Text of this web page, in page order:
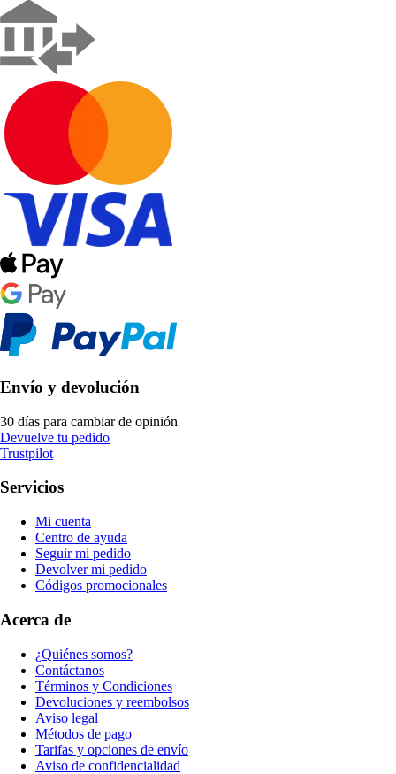
Envío y devolución
30 días para cambiar de opinión
Devuelve tu pedido
Trustpilot
Servicios
Mi cuenta
Centro de ayuda
Seguir mi pedido
Devolver mi pedido
Códigos promocionales
Acerca de
¿Quiénes somos?
Contáctanos
Términos y Condiciones
Devoluciones y reembolsos
Aviso legal
Métodos de pago
Tarifas y opciones de envío
Aviso de confidencialidad